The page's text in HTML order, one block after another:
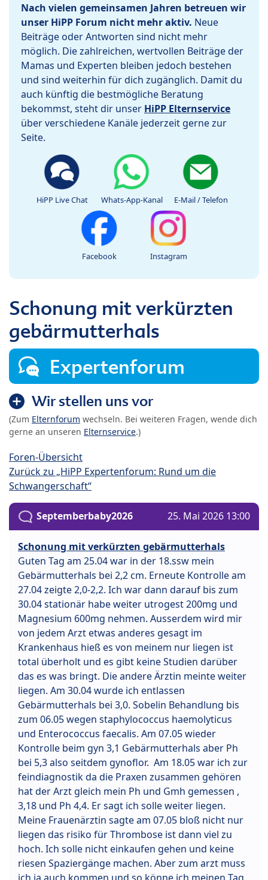
Nach vielen gemeinsamen Jahren betreuen wir
unser HiPP Forum nicht mehr aktiv. Neue
Beiträge oder Antworten sind nicht mehr
möglich. Die zahlreichen, wertvollen Beiträge der
Mamas und Experten bleiben jedoch bestehen
und sind weiterhin für dich zugänglich. Damit du
auch künftig die bestmögliche Beratung
bekommst, steht dir unser HiPP Elternservice
über verschiedene Kanäle jederzeit gerne zur
Seite.
HiPP Live Chat Whats-App-Kanal E-Mail / Telefon
Facebook Instagram
Schonung mit verkürzten
gebärmutterhals
Expertenforum
Wir stellen uns vor
(Zum Elternforum wechseln. Bei weiteren Fragen, wende dich
gerne an unseren Elternservice.)
Foren-Übersicht
Zurück zu „HiPP Expertenforum: Rund um die
Schwangerschaft“
Septemberbaby2026 25. Mai 2026 13:00
Schonung mit verkürzten gebärmutterhals
Guten Tag am 25.04 war in der 18.ssw mein
Gebärmutterhals bei 2,2 cm. Erneute Kontrolle am
27.04 zeigte 2,0-2,2. Ich war dann darauf bis zum
30.04 stationär habe weiter utrogest 200mg und
Magnesium 600mg nehmen. Ausserdem wird mir
von jedem Arzt etwas anderes gesagt im
Krankenhaus hieß es von meinem nur liegen ist
total überholt und es gibt keine Studien darüber
das es was bringt. Die andere Ärztin meinte weiter
liegen. Am 30.04 wurde ich entlassen
Gebärmutterhals bei 3,0. Sobelin Behandlung bis
zum 06.05 wegen staphylococcus haemolyticus
und Enterococcus faecalis. Am 07.05 wieder
Kontrolle beim gyn 3,1 Gebärmutterhals aber Ph
bei 5,3 also seitdem gynoflor. Am 18.05 war ich zur
feindiagnostik da die Praxen zusammen gehören
hat der Arzt gleich mein Ph und Gmh gemessen ,
3,18 und Ph 4,4. Er sagt ich solle weiter liegen.
Meine Frauenärztin sagte am 07.05 bloß nicht nur
liegen das risiko für Thrombose ist dann viel zu
hoch. Ich solle nicht einkaufen gehen und keine
riesen Spaziergänge machen. Aber zum arzt muss